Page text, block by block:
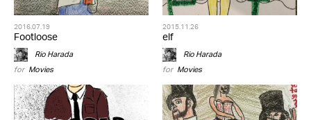
2016.07.19
Footloose
Rio Harada
for Movies
2015.11.26
elf
Rio Harada
for Movies